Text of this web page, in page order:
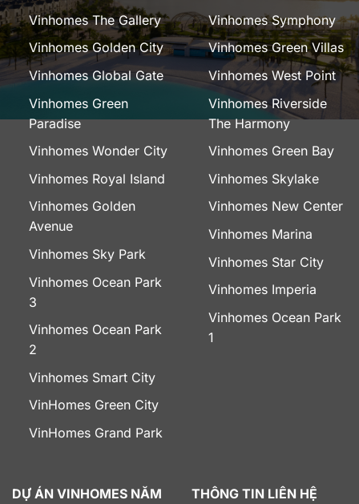
Vinhomes The Gallery
Vinhomes Golden City
Vinhomes Global Gate
Vinhomes Green
Paradise
Vinhomes Wonder City
Vinhomes Royal Island
Vinhomes Golden
Avenue
Vinhomes Sky Park
Vinhomes Ocean Park
3
Vinhomes Ocean Park
2
Vinhomes Smart City
VinHomes Green City
VinHomes Grand Park
Vinhomes Symphony
Vinhomes Green Villas
Vinhomes West Point
Vinhomes Riverside
The Harmony
Vinhomes Green Bay
Vinhomes Skylake
Vinhomes New Center
Vinhomes Marina
Vinhomes Star City
Vinhomes Imperia
Vinhomes Ocean Park
1
DỰ ÁN VINHOMES NĂM
THÔNG TIN LIÊN HỆ